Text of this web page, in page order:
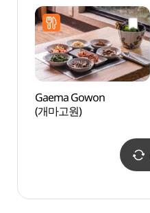
Gaema Gowon
(개마고원)